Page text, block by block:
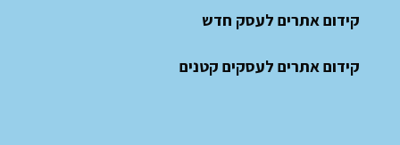
קידום אתרים לעסק חדש
קידום אתרים לעסקים קטנים